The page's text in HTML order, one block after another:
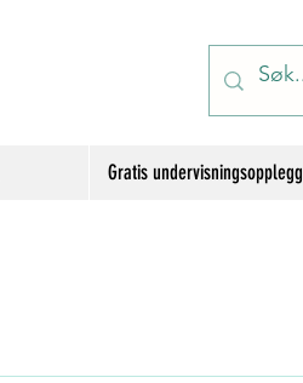
Gratis undervisningsopplegg